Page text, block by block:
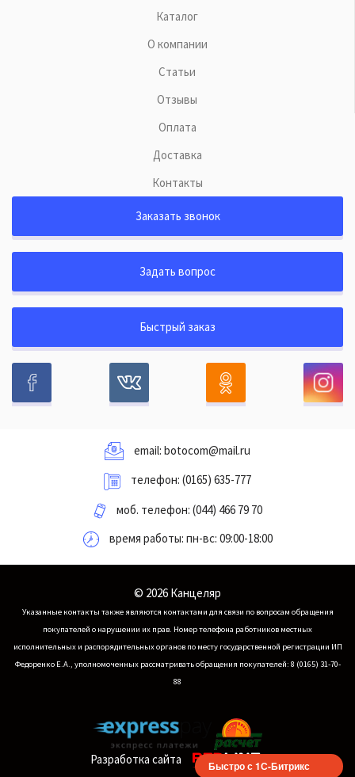
Каталог
О компании
Статьи
Отзывы
Оплата
Доставка
Контакты
Заказать звонок
Задать вопрос
Быстрый заказ
email: botocom@mail.ru
телефон: (0165) 635-777
моб. телефон: (044) 466 79 70
время работы: пн-вс: 09:00-18:00
© 2026 Канцеляр
Указанные контакты также являются контактами для связи по вопросам обращения
покупателей о нарушении их прав. Номер телефона работников местных
исполнительных и распорядительных органов по месту государственной регистрации ИП
Федоренко Е.А., уполномоченных рассматривать обращения покупателей: 8 (0165) 31-70-
88
Разработка сайта Быстро с 1С-Битрикс